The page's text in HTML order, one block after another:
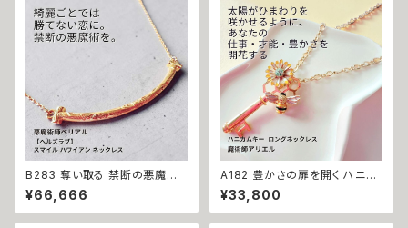
パワーストーン 天然石 ご利益
お守り 霊感霊視 スピリチュアル
強運 神社 神様
結び 魅力アップ エネルギー 魅
力 魔力 魔術 白魔術 願い 叶う
結び 開運 強運 本物 パワースト
ーン お守り 強力 男女兼用
B283 奪い取る 禁断の悪魔術
恋の勝者になれる 縁切り【ヘル
ズラブ】スマイル ハワイアン ネ
ックレス ステンレス 悪魔術師
¥66,666
A182 豊かさの扉を開く ハニカ
ムキー 太陽開花の仕事運・生業
守護 才能開花 ロングネックレ
ス 魔術師アリエル 魔術 金運 仕
¥33,800